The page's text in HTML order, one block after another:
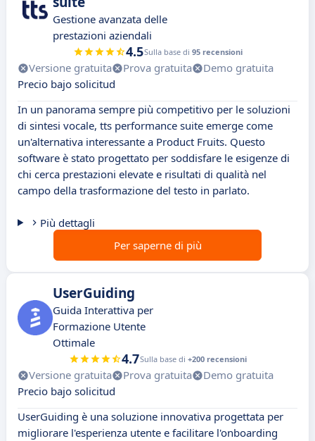
Gestione avanzata delle
prestazioni aziendali
4.5Sulla base di 95 recensioni
Versione gratuita Prova gratuita
Demo gratuita
Precio bajo solicitud
In un panorama sempre più competitivo per le soluzioni
di sintesi vocale, tts performance suite emerge come
un'alternativa interessante a Product Fruits. Questo
software è stato progettato per soddisfare le esigenze di
chi cerca prestazioni elevate e risultati di qualità nel
campo della trasformazione del testo in parlato.
Più dettagli
Per saperne di più
UserGuiding
Guida Interattiva per
Formazione Utente
Ottimale
4.7Sulla base di +200 recensioni
Versione gratuita Prova gratuita
Demo gratuita
Precio bajo solicitud
UserGuiding è una soluzione innovativa progettata per
migliorare l'esperienza utente e facilitare l'onboarding